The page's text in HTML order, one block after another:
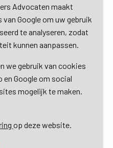
Advocaten maakt
Google om uw gebruik
te analyseren, zodat
kunnen aanpassen.
we gebruik van cookies
en Google om social
mogelijk te maken.
op deze website.
Zuid 13
(Utrecht)
& Partners